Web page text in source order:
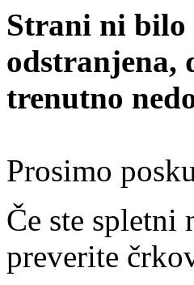
Strani ni bilo
odstranjena,
trenutno
Prosimo
Če ste
preverite